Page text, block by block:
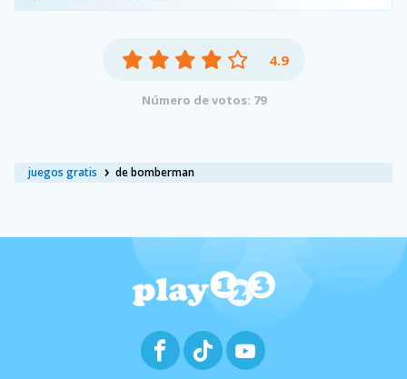
juegos gratis de bomberman
4.9
Número de votos: 79